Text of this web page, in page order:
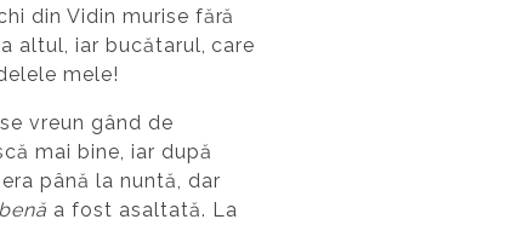
din Vidin murise fără
altul, iar bucătarul, care
mele!
vreun gând de
mai bine, iar după
până la nuntă, dar
a fost asaltată. La